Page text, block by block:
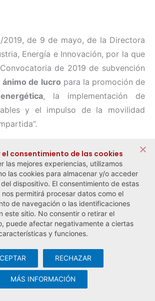
2019, de 9 de mayo, de la Directora
Energía e Innovación, por la que
de 2019 de subvención
de lucro para la promoción de
, la implementación de
y el impulso de la movilidad
Noticia siguiente →
de la Economía Social y del Trabajo
legal y política de privacidad
· Desarrollo web:Visualco
consentimiento de las cookies
las mejores experiencias, utilizamos
las cookies para almacenar y/o acceder
dispositivo. El consentimiento de estas
permitirá procesar datos como el
de navegación o las identificaciones
este sitio. No consentir o retirar el
puede afectar negativamente a ciertas
y funciones.
RECHAZAR
MÁS INFORMACIÓN